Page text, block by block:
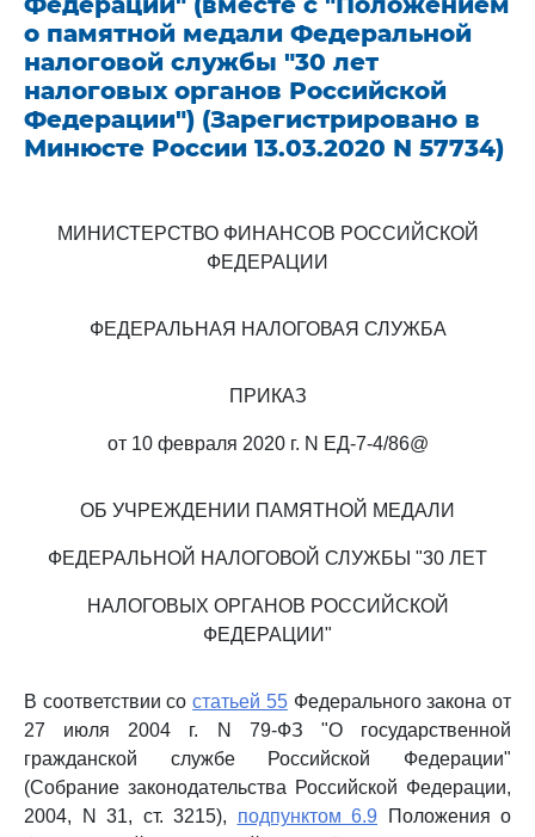
о памятной медали Федеральной
налоговой службы "30 лет
налоговых органов Российской
Федерации") (Зарегистрировано в
Минюсте России 13.03.2020 N 57734)
МИНИСТЕРСТВО ФИНАНСОВ РОССИЙСКОЙ
ФЕДЕРАЦИИ
ФЕДЕРАЛЬНАЯ НАЛОГОВАЯ СЛУЖБА
ПРИКАЗ
от 10 февраля 2020 г. N ЕД-7-4/86@
ОБ УЧРЕЖДЕНИИ ПАМЯТНОЙ МЕДАЛИ
ФЕДЕРАЛЬНОЙ НАЛОГОВОЙ СЛУЖБЫ "30 ЛЕТ
НАЛОГОВЫХ ОРГАНОВ РОССИЙСКОЙ
ФЕДЕРАЦИИ"
В соответствии состатьей 55Федерального закона от
27 июля 2004 г. N 79-ФЗ "О государственной
гражданской службе Российской Федерации"
(Собрание законодательства Российской Федерации,
2004, N 31, ст. 3215), подпунктом 6.9 Положения о